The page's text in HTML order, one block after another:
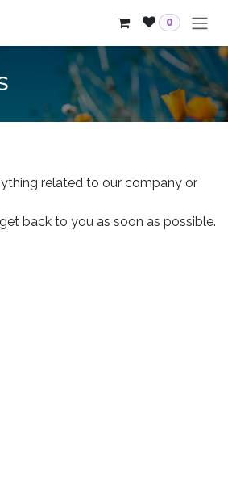
0
related to our company or
back to you as soon as possible.